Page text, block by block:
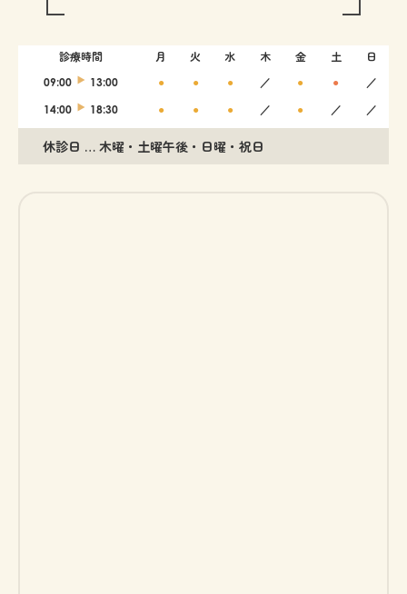
診療時間 月 火 水 木 金 土 日
09:00 13:00 ● ● ● ／ ● ●
／
14:00
18:30 ● ● ● ／ ● ／ ／
休診日 … 木曜・土曜午後・日曜・祝日